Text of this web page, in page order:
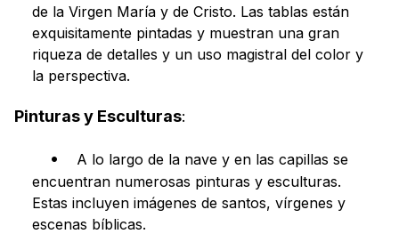
de la Virgen María y de Cristo. Las tablas están
exquisitamente pintadas y muestran una gran
riqueza de detalles y un uso magistral del color y
la perspectiva.
Pinturas y Esculturas:
A lo largo de la nave y en las capillas se
encuentran numerosas pinturas y esculturas.
Estas incluyen imágenes de santos, vírgenes y
escenas bíblicas.